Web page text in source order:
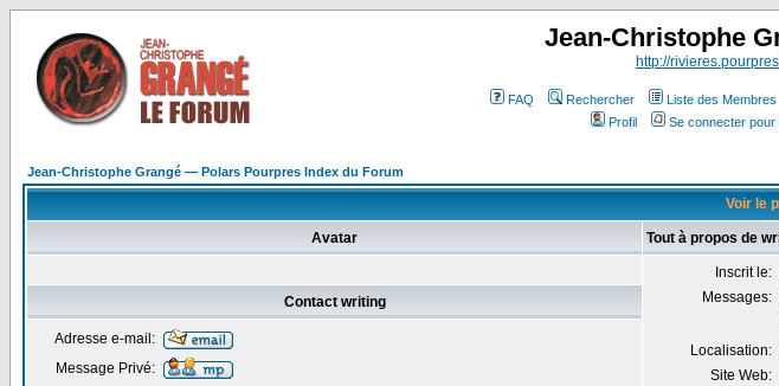
Jean-Christophe
http://
FAQ Rechercher Liste des Membres
Profil
Se connecter
Jean-Christophe Grangé — Polars Pourpres Index du Forum
Voir le
Avatar Tout à propos de
Inscrit le:
Messages:
Localisation:
Site Web:
Contact writing
Adresse e-mail:
Message Privé: